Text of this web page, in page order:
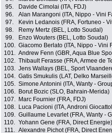
95.
Davide Cimolai (ITA, FDJ)
96.
Alan Marangoni (ITA, Nippo - Vini
97.
Kevin Ledanois (FRA, Fortuneo -
98.
Remy Mertz (BEL, Lotto Soudal)
99.
Enzo Wouters (BEL, Lotto Soudal)
100. Giacomo Berlato (ITA, Nippo - Vini
101. Andrew Fenn (GBR, Aqua Blue
102. Thibault Ferasse (FRA, Armee de
103. Jens Wallays (BEL, Sport
104. Gatis Smukulis (LAT, Delko
105. Simone Antonini (ITA, Wanty -
106.
Borut Bozic (SLO, Bahrain-Merida)
107.
Marc Fournier (FRA, FDJ)
108.
Luca Pacioni (ITA, Androni
109. Guillaume Levarlet (FRA, Wanty -
110. Yohann Gene (FRA, Direct Energie)
111. Alexandre Pichot (FRA, Direct